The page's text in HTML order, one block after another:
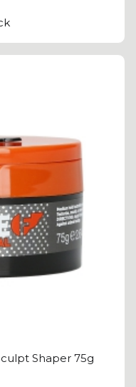
Shaper 75g